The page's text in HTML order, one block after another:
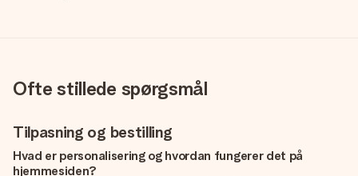
Ofte stillede spørgsmål
Tilpasning og bestilling
Hvad er personalisering og hvordan fungerer det på
hjemmesiden?